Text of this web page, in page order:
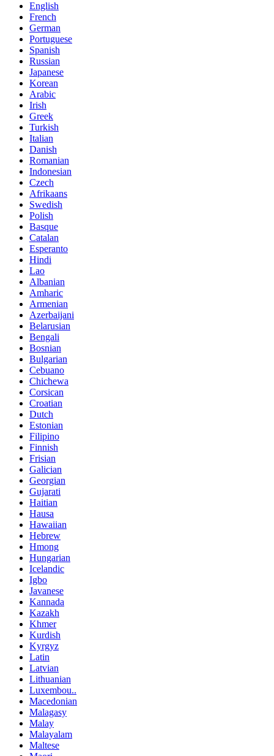
English
French
German
Portuguese
Spanish
Russian
Japanese
Korean
Arabic
Irish
Greek
Turkish
Italian
Danish
Romanian
Indonesian
Czech
Afrikaans
Swedish
Polish
Basque
Catalan
Esperanto
Hindi
Lao
Albanian
Amharic
Armenian
Azerbaijani
Belarusian
Bengali
Bosnian
Bulgarian
Cebuano
Chichewa
Corsican
Croatian
Dutch
Estonian
Filipino
Finnish
Frisian
Galician
Georgian
Gujarati
Haitian
Hausa
Hawaiian
Hebrew
Hmong
Hungarian
Icelandic
Igbo
Javanese
Kannada
Kazakh
Khmer
Kurdish
Kyrgyz
Latin
Latvian
Lithuanian
Luxembou..
Macedonian
Malagasy
Malay
Malayalam
Maltese